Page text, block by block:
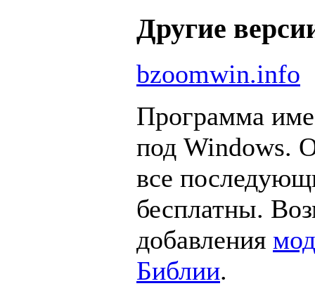
Другие
bzoomwin.info
Программа
под Windows.
все
бесплатны.
добавления
Библии.